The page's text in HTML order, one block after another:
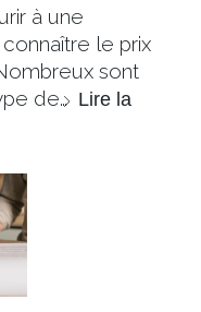
à une
le prix
sont
de… Lire la